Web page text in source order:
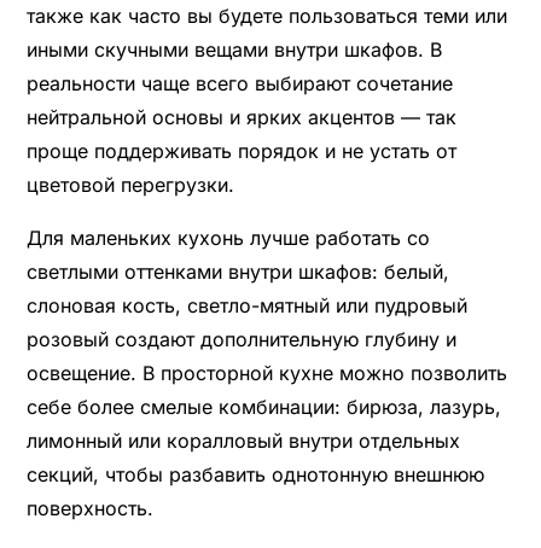
также как часто вы будете пользоваться теми или
иными скучными вещами внутри шкафов. В
реальности чаще всего выбирают сочетание
нейтральной основы и ярких акцентов — так
проще поддерживать порядок и не устать от
цветовой перегрузки.
Для маленьких кухонь лучше работать со
светлыми оттенками внутри шкафов: белый,
слоновая кость, светло-мятный или пудровый
розовый создают дополнительную глубину и
освещение. В просторной кухне можно позволить
себе более смелые комбинации: бирюза, лазурь,
лимонный или коралловый внутри отдельных
секций, чтобы разбавить однотонную внешнюю
поверхность.